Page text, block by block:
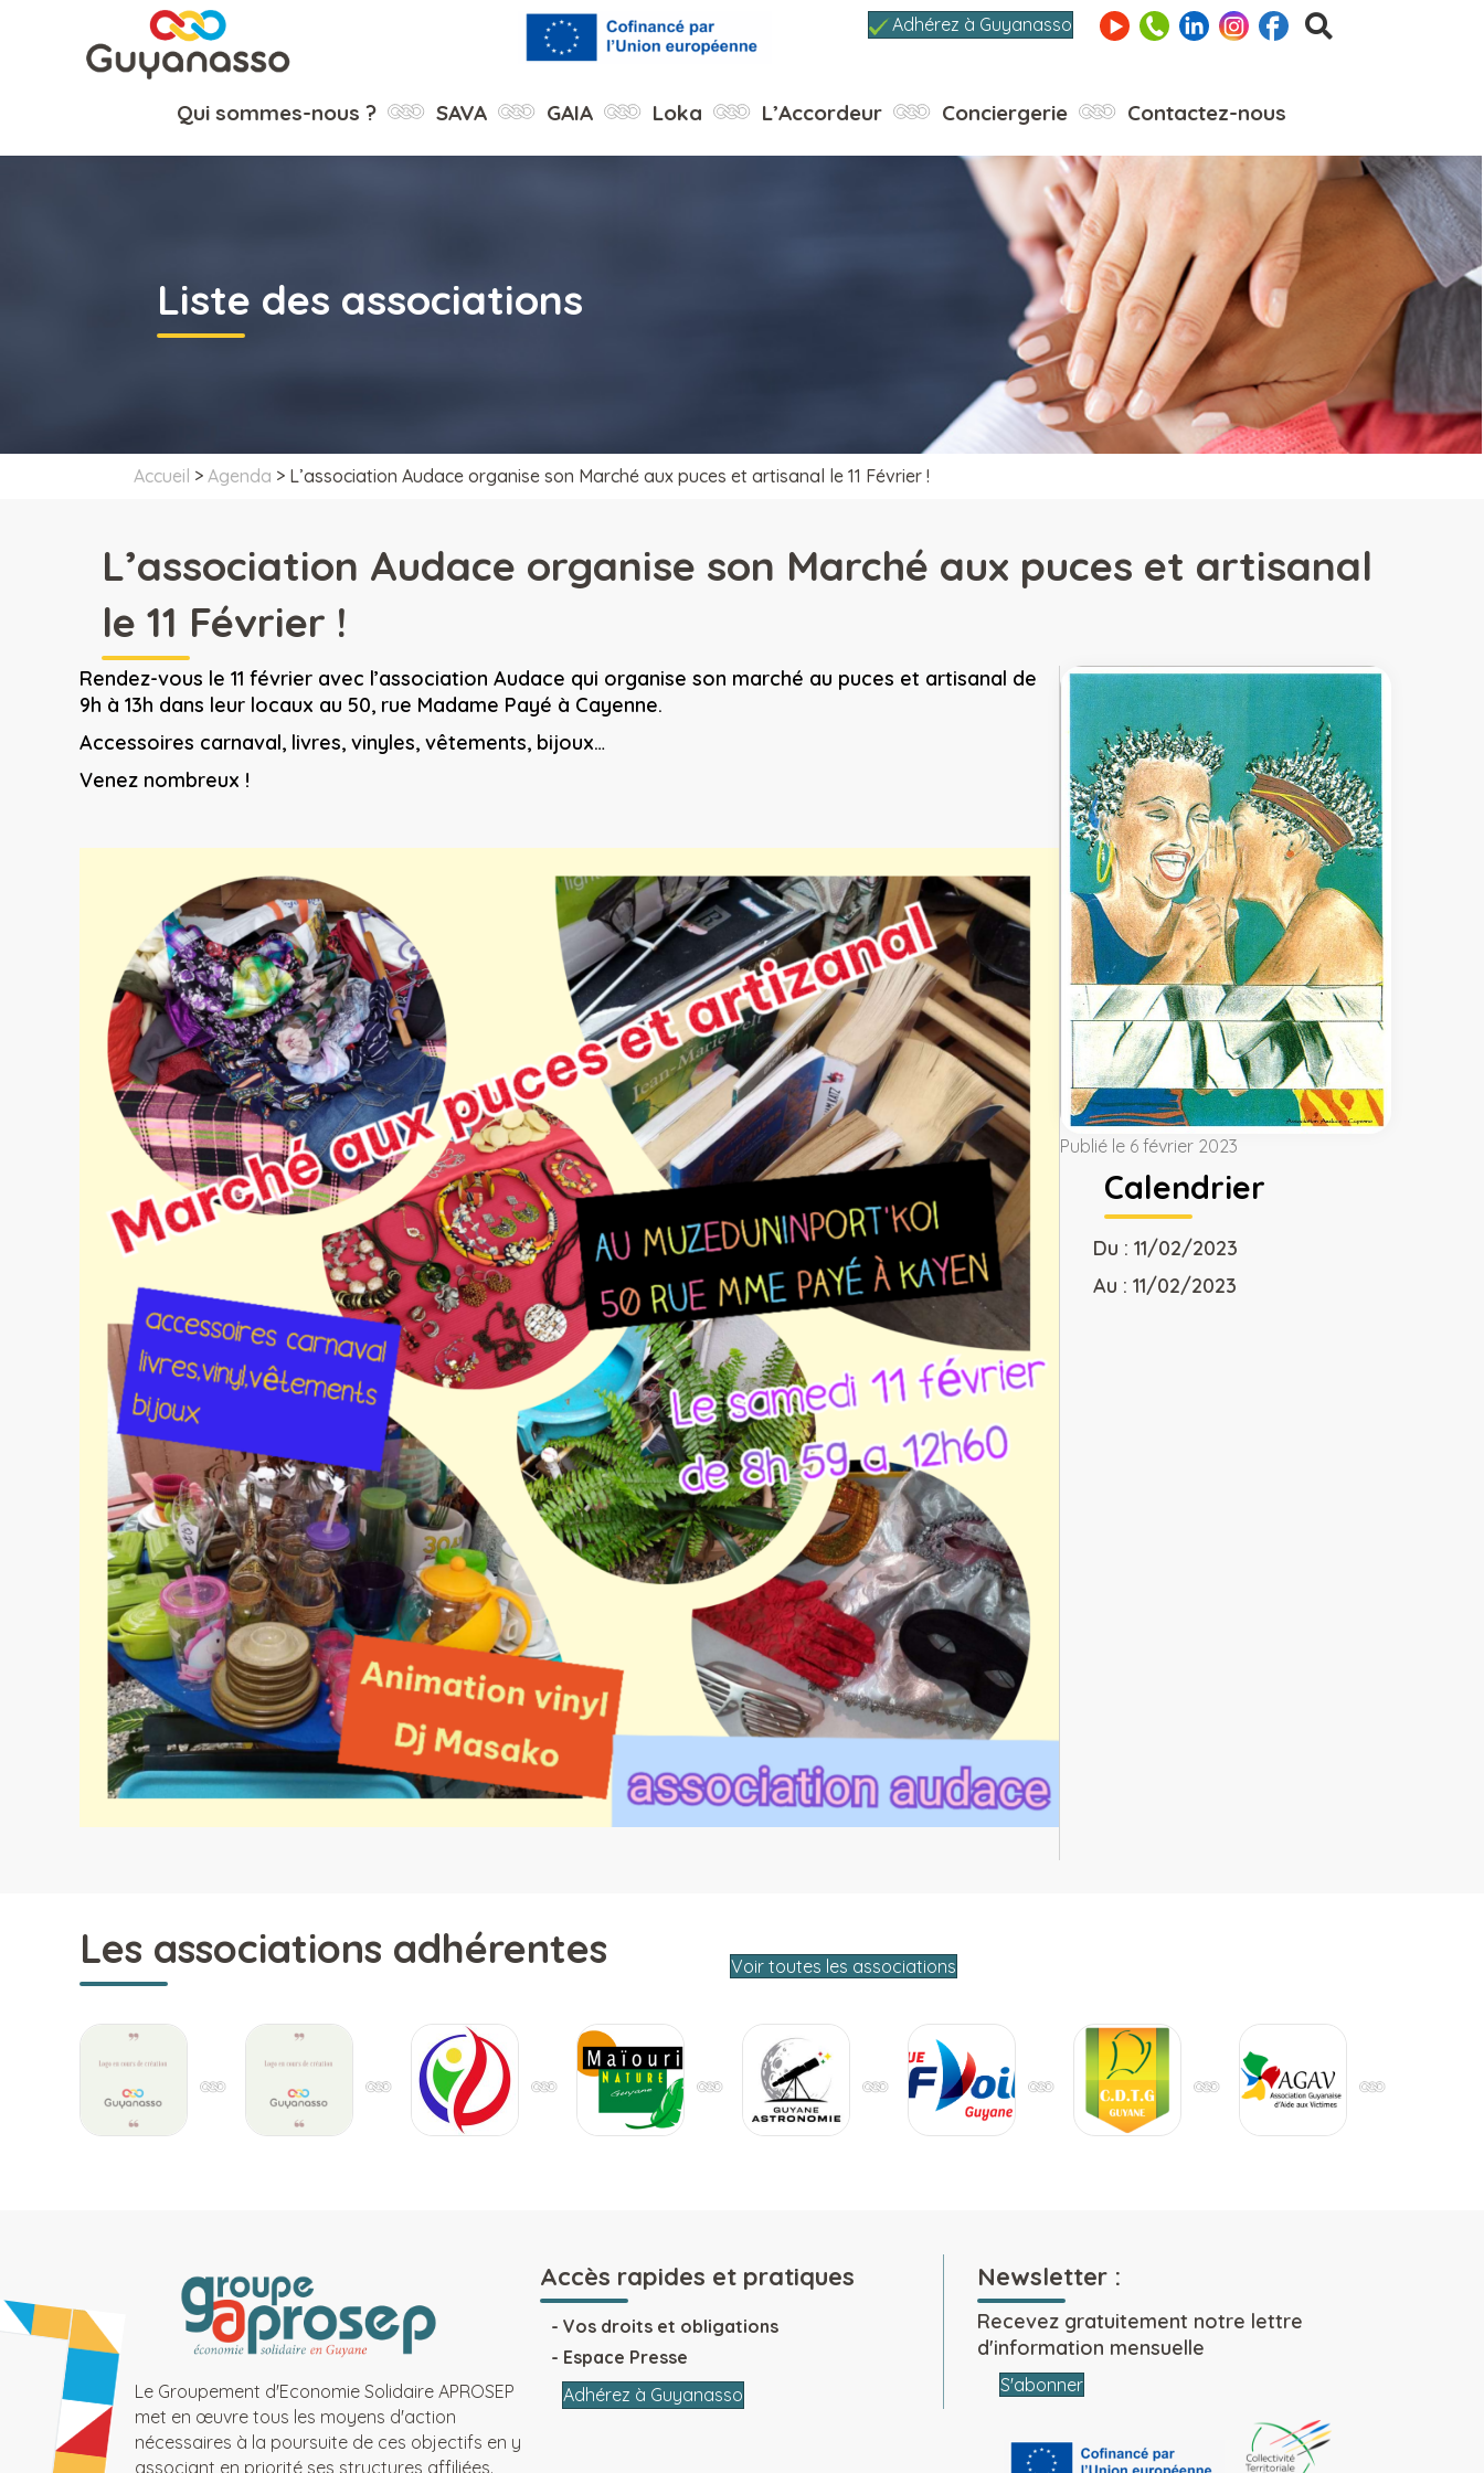
Adhérez à Guyanasso
Qui sommes-nous ? SAVA GAIA Loka L’Accordeur Conciergerie Contactez-nous
Liste des associations
Accueil > Agenda > L’association Audace organise son Marché aux puces et artisanal le 11 Février !
L’association Audace organise son Marché aux puces et artisanal
le 11 Février !
Rendez-vous le 11 février avec l’association Audace qui organise son marché au puces et artisanal de
9h à 13h dans leur locaux au 50, rue Madame Payé à Cayenne.
Accessoires carnaval, livres, vinyles, vêtements, bijoux…
Venez nombreux !
Publié le 6 février 2023
Calendrier
Du : 11/02/2023
Au : 11/02/2023
Les associations adhérentes Voir toutes les associations
Le Groupement d'Economie Solidaire APROSEP
met en œuvre tous les moyens d'action
nécessaires à la poursuite de ces objectifs en y
associant en priorité ses structures affiliées.
Accès rapides et pratiques
Vos droits et obligations
Espace Presse
Adhérez à Guyanasso
Newsletter :
Recevez gratuitement notre lettre
d'information mensuelle
S'abonner